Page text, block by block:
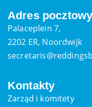
Adres pocztowy
Palaceplein 7,
2202 ER, Noordwijk
Kontakty
Zarząd i komitety